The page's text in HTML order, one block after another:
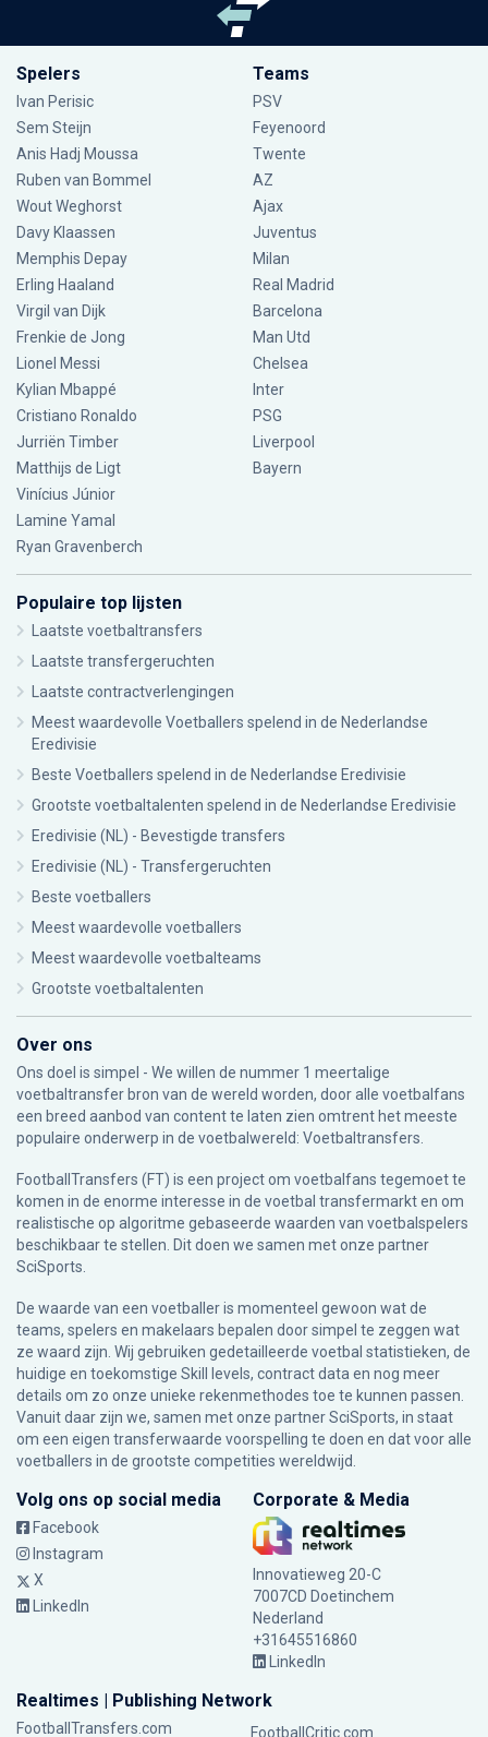
Spelers
Ivan Perisic
Sem Steijn
Anis Hadj Moussa
Ruben van Bommel
Wout Weghorst
Davy Klaassen
Memphis Depay
Erling Haaland
Virgil van Dijk
Frenkie de Jong
Lionel Messi
Kylian Mbappé
Cristiano Ronaldo
Jurriën Timber
Matthijs de Ligt
Vinícius Júnior
Lamine Yamal
Ryan Gravenberch
Teams
PSV
Feyenoord
Twente
AZ
Ajax
Juventus
Milan
Real Madrid
Barcelona
Man Utd
Chelsea
Inter
PSG
Liverpool
Bayern
Populaire top lijsten
Laatste voetbaltransfers
Laatste transfergeruchten
Laatste contractverlengingen
Meest waardevolle Voetballers spelend in de Nederlandse
Eredivisie
Beste Voetballers spelend in de Nederlandse Eredivisie
Grootste voetbaltalenten spelend in de Nederlandse Eredivisie
Eredivisie (NL) - Bevestigde transfers
Eredivisie (NL) - Transfergeruchten
Beste voetballers
Meest waardevolle voetballers
Meest waardevolle voetbalteams
Grootste voetbaltalenten
Over ons
Ons doel is simpel - We willen de nummer 1 meertalige
voetbaltransfer bron van de wereld worden, door alle voetbalfans
een breed aanbod van content te laten zien omtrent het meeste
populaire onderwerp in de voetbalwereld: Voetbaltransfers.
FootballTransfers (FT) is een project om voetbalfans tegemoet te
komen in de enorme interesse in de voetbal transfermarkt en om
realistische op algoritme gebaseerde waarden van voetbalspelers
beschikbaar te stellen. Dit doen we samen met onze partner
SciSports
De waarde van een voetballer is momenteel gewoon wat de
teams, spelers en makelaars bepalen door simpel te zeggen wat
ze waard zijn. Wij gebruiken gedetailleerde voetbal statistieken, de
huidige en toekomstige Skill levels, contract data en nog meer
details om zo onze unieke rekenmethodes toe te kunnen passen.
Vanuit daar zijn we, samen met onze partner SciSports, in staat
om een eigen transferwaarde voorspelling te doen en dat voor alle
voetballers in de grootste competities wereldwijd.
Volg ons op social media
Facebook
Instagram
X
LinkedIn
Corporate & Media
Innovatieweg 20-C
7007CD Doetinchem
Nederland
+31645516860
LinkedIn
Realtimes | Publishing Network
FootballTransfers.com FootballCritic.com